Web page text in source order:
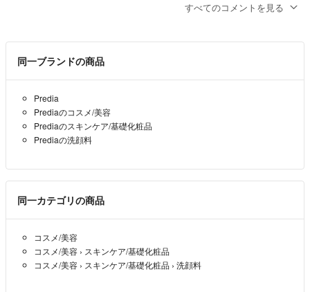
すべてのコメントを見る
同一ブランドの商品
Predia
Prediaのコスメ/美容
Prediaのスキンケア/基礎化粧品
Prediaの洗顔料
同一カテゴリの商品
コスメ/美容
コスメ/美容 › スキンケア/基礎化粧品
コスメ/美容 › スキンケア/基礎化粧品 › 洗顔料